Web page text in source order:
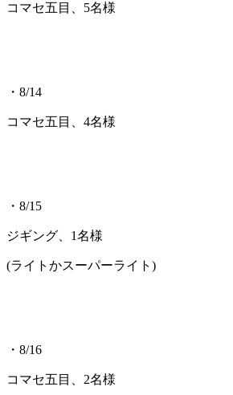
コマセ五目、5名様
・8/14
コマセ五目、4名様
・8/15
ジギング、1名様
(ライトかスーパーライト)
・8/16
コマセ五目、2名様